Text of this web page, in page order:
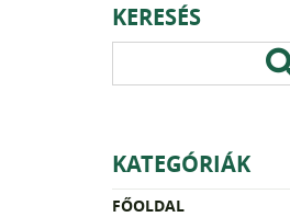
KERESÉS
KATEGÓRIÁK
FŐOLDAL